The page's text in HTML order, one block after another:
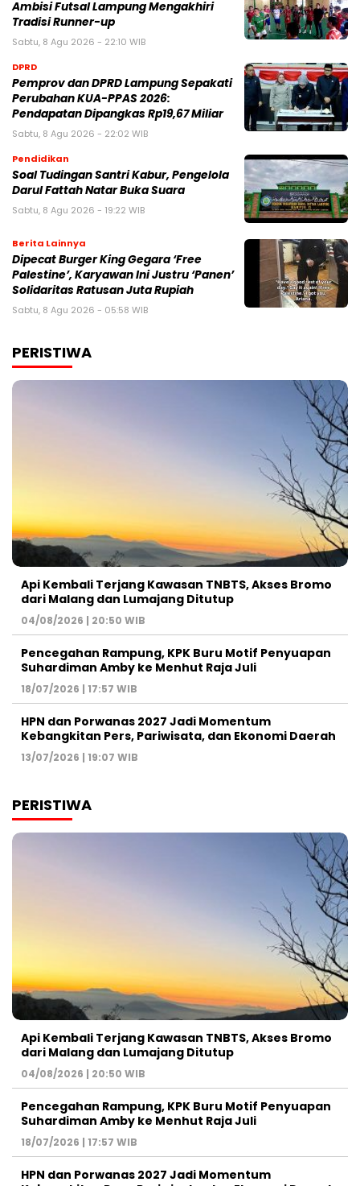
Ambisi Futsal Lampung Mengakhiri
Tradisi Runner-up
Sabtu, 8 Agu 2026 - 22:10 WIB
DPRD
Pemprov dan DPRD Lampung Sepakati
Perubahan KUA-PPAS 2026:
Pendapatan Dipangkas Rp19,67 Miliar
Sabtu, 8 Agu 2026 - 22:02 WIB
Pendidikan
Soal Tudingan Santri Kabur, Pengelola
Darul Fattah Natar Buka Suara
Sabtu, 8 Agu 2026 - 19:22 WIB
Berita Lainnya
Dipecat Burger King Gegara ‘Free
Palestine’, Karyawan Ini Justru ‘Panen’
Solidaritas Ratusan Juta Rupiah
Sabtu, 8 Agu 2026 - 05:58 WIB
PERISTIWA
Api Kembali Terjang Kawasan TNBTS, Akses Bromo
dari Malang dan Lumajang Ditutup
04/08/2026 | 20:50 WIB
Pencegahan Rampung, KPK Buru Motif Penyuapan
Suhardiman Amby ke Menhut Raja Juli
18/07/2026 | 17:57 WIB
HPN dan Porwanas 2027 Jadi Momentum
Kebangkitan Pers, Pariwisata, dan Ekonomi Daerah
13/07/2026 | 19:07 WIB
PERISTIWA
Api Kembali Terjang Kawasan TNBTS, Akses Bromo
dari Malang dan Lumajang Ditutup
04/08/2026 | 20:50 WIB
Pencegahan Rampung, KPK Buru Motif Penyuapan
Suhardiman Amby ke Menhut Raja Juli
18/07/2026 | 17:57 WIB
HPN dan Porwanas 2027 Jadi Momentum